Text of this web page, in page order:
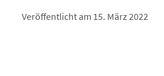
Veröffentlicht am 15. März 2022